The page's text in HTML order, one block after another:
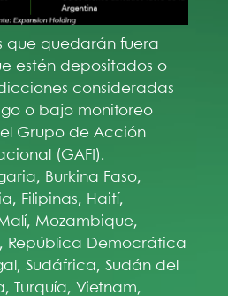
que quedarán fuera
estén depositados o
consideradas
o bajo monitoreo
Grupo de Acción
(GAFI).
Burkina Faso,
Filipinas, Haití,
Mozambique,
República Democrática
Sudáfrica, Sudán del
Turquía, Vietnam,